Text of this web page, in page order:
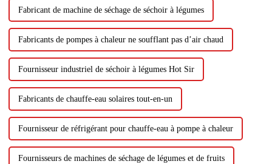
Fabricant de machine de séchage de séchoir à légumes
Fabricants de pompes à chaleur ne soufflant pas d’air chaud
Fournisseur industriel de séchoir à légumes Hot Sir
Fabricants de chauffe-eau solaires tout-en-un
Fournisseur de réfrigérant pour chauffe-eau à pompe à chaleur
Fournisseurs de machines de séchage de légumes et de fruits